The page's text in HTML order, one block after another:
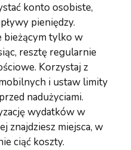
konto osobiste,
pieniędzy.
bieżącym tylko w
resztę regularnie
Korzystaj z
i ustaw limity
nadużyciami.
wydatków w
znajdziesz miejsca, w
ciąć koszty.